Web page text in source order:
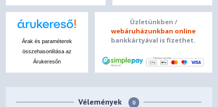
Árak és paraméterek
összehasonlítása az
Árukeresőn
Üzletünkben /
webáruházunkban online
bankkártyával is fizethet.
Vélemények 0